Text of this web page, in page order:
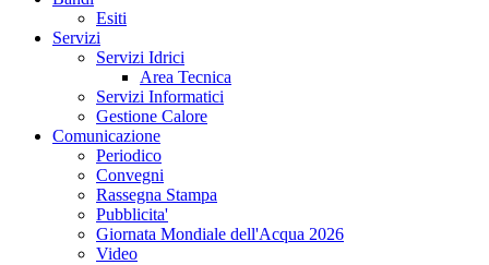
Esiti
Servizi
Servizi Idrici
Area Tecnica
Servizi Informatici
Gestione Calore
Comunicazione
Periodico
Convegni
Rassegna Stampa
Pubblicita'
Giornata Mondiale dell'Acqua 2026
Video